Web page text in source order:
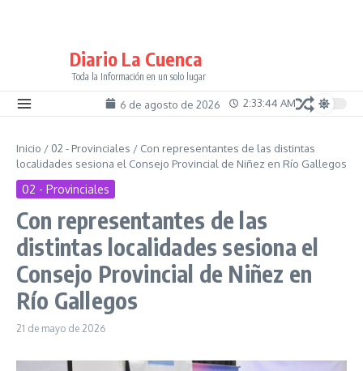
Diario La Cuenca
Toda la Información en un solo lugar
6 de agosto de 2026 2:33:44 AM
Inicio / 02 - Provinciales / Con representantes de las distintas
localidades sesiona el Consejo Provincial de Niñez en Río Gallegos
02 - Provinciales
Con representantes de las
distintas localidades sesiona el
Consejo Provincial de Niñez en
Río Gallegos
21 de mayo de 2026